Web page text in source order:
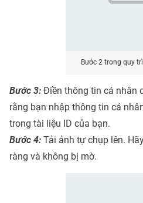
Bước 2 trong quy
Bước 3: Điền thông tin cá nhân
rằng bạn nhập thông tin cá
trong tài liệu ID của bạn.
Bước 4: Tải ảnh tự chụp lên.
ràng và không bị mờ.